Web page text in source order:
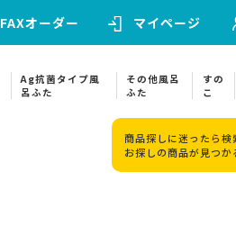
FAXオーダー マイページ
Ag抗菌タイプ風
呂ふた
その他風呂
ふた
すの
こ
商品探しに迷ったら検
お探しの商品が見つか